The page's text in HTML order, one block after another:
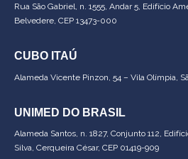
Rua São Gabriel, n. 1555, Andar 5, Edifício
Belvedere, CEP 13473-000
CUBO ITAÚ
Alameda Vicente Pinzon, 54 – Vila Olímpia,
UNIMED DO BRASIL
Alameda Santos, n. 1827, Conjunto 112,
Silva, Cerqueira César, CEP 01419-909